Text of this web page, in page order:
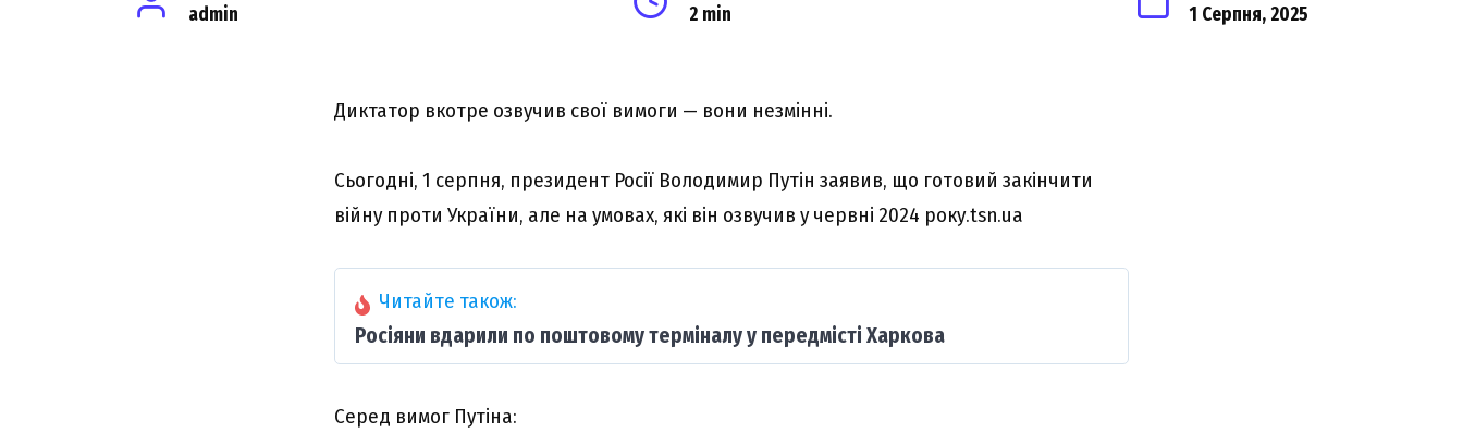
admin 2 min 1 Серпня, 2025
Диктатор вкотре озвучив свої вимоги — вони незмінні.
Сьогодні, 1 серпня, президент Росії Володимир Путін заявив, що готовий закінчити
війну проти України, але на умовах, які він озвучив у червні 2024 року.tsn.ua
Читайте також:
Росіяни вдарили по поштовому терміналу у передмісті Харкова
Серед вимог Путіна: